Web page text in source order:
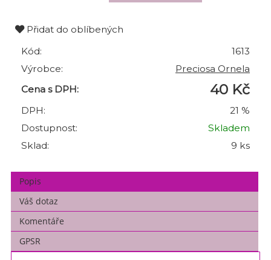
Přidat do oblíbených
Kód:
1613
Výrobce:
Preciosa Ornela
Cena s DPH:
40 Kč
DPH:
21 %
Dostupnost:
Skladem
Sklad:
9 ks
Popis
Váš dotaz
Komentáře
GPSR